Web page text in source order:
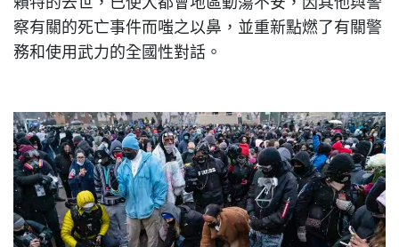
察有關的死亡事件而嗤之以鼻，並重新點燃了有關警
務和使用武力的全國性對話。